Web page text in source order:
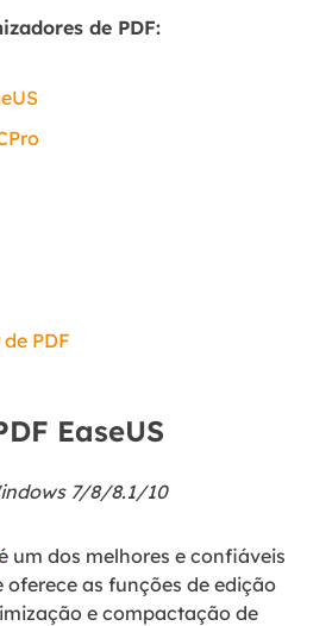
de PDF:
PDF
EaseUS
7/8/8.1/10
um dos melhores e confiáveis
oferece as funções de edição
e compactação de